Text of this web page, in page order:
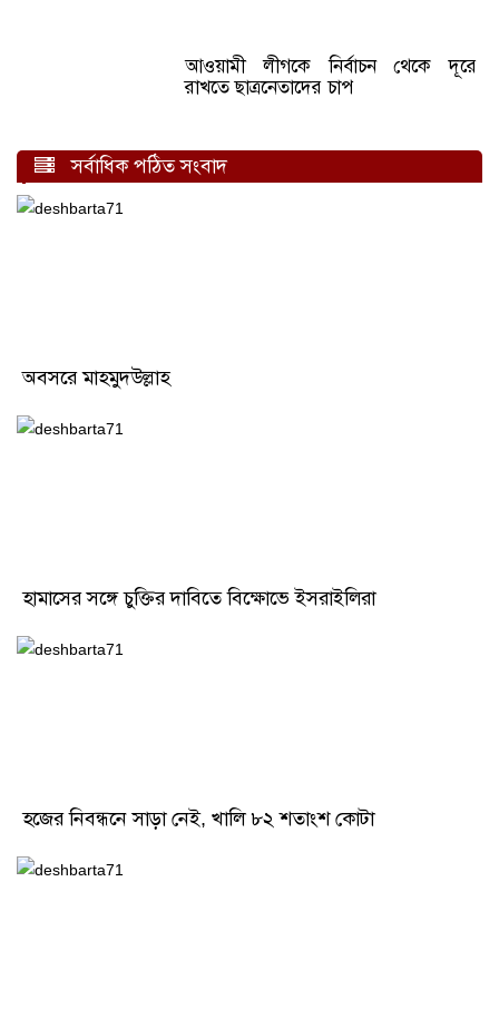
আওয়ামী লীগকে নির্বাচন থেকে দূরে
রাখতে ছাত্রনেতাদের চাপ
সর্বাধিক পঠিত সংবাদ
অবসরে মাহমুদউল্লাহ
হামাসের সঙ্গে চুক্তির দাবিতে বিক্ষোভে ইসরাইলিরা
হজের নিবন্ধনে সাড়া নেই, খালি ৮২ শতাংশ কোটা